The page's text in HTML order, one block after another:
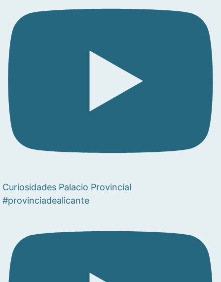
Curiosidades Palacio Provincial
#provinciadealicante